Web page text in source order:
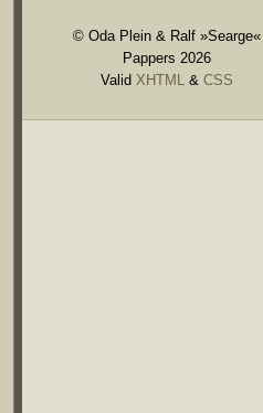
© Oda Plein & Ralf »Searge«
Pappers 2026
Valid XHTML & CSS